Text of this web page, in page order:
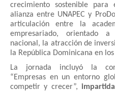
crecimiento sostenible
alianza entre UNAPEC y
articulación entre la
empresariado, orientado
nacional, la atracción de
la República Dominicana en
La jornada incluyó la
“Empresas en un entorno
competir y crecer”,